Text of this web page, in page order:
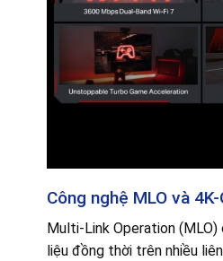
Công nghệ MLO và
Multi-Link Operation
liệu đồng thời trên nhiều